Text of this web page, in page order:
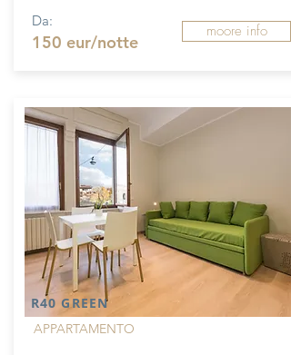
Da:
150 eur/notte
moore info
R40 GREEN
APPARTAMENTO